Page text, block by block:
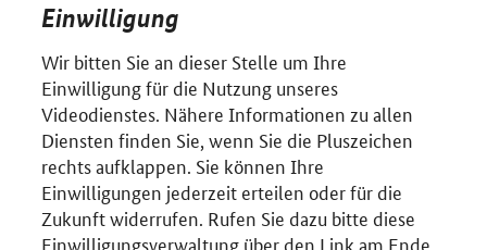
Einwilligung
Wir bitten Sie an dieser Stelle um Ihre
Einwilligung für die Nutzung unseres
Videodienstes. Nähere Informationen zu allen
Diensten finden Sie, wenn Sie die Pluszeichen
rechts aufklappen. Sie können Ihre
Einwilligungen jederzeit erteilen oder für die
Zukunft widerrufen. Rufen Sie dazu bitte diese
Einwilligungsverwaltung über den Link am Ende